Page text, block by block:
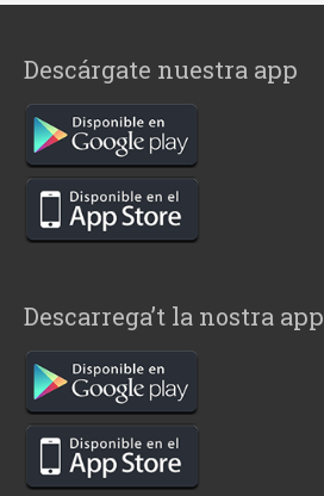
Descárgate nuestra app
Descarrega’t la nostra app